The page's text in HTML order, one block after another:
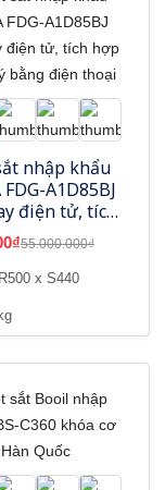
nhập khẩu
FDG-A1D85BJ
điện tử, tích
lý bằng
thoại
55.000.000₫
x S440